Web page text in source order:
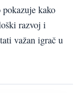
kako
razvoj i
važan igrač u